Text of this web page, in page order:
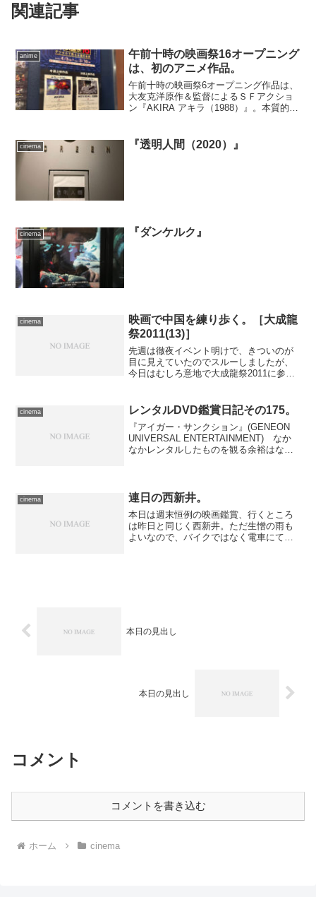
関連記事
anime
午前十時の映画祭16オープニング
は、初のアニメ作品。
午前十時の映画祭6オープニング作品は、
大友克洋原作＆監督によるＳＦアクショ
ン『AKIRA アキラ（1988）』。本質的に
来るとわ。
cinema 『透明人間（2020）』
cinema 『ダンケルク』
cinema
映画で中国を練り歩く。［大成龍
祭2011(13)］
先週は徹夜イベント明けで、きついのが
目に見えていたのでスルーしましたが、
今日はむしろ意地で大成龍祭2011に参加
です。 ただ、せっかく六本木まで足を
運ぶなら、フリーパス...
cinema レンタルDVD鑑賞日記その175。
『アイガー・サンクション』(GENEON
UNIVERSAL ENTERTAINMENT) なか
なかレンタルしたものを観る余裕はない
山...
cinema 連日の西新井。
本日は週末恒例の映画鑑賞、行くところ
は昨日と同じく西新井。ただ生憎の雨も
よいなので、バイクではなく電車にて移
本日の見出し
本日の見出し
コメント
コメントを書き込む
ホーム cinema